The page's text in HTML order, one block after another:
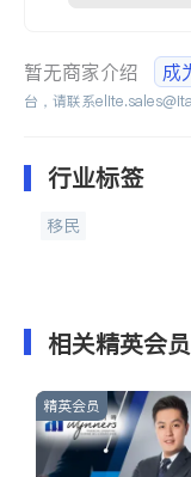
暂无商家介绍 成
台，请联系
行业标签
移民
相关精英会员
精英会员